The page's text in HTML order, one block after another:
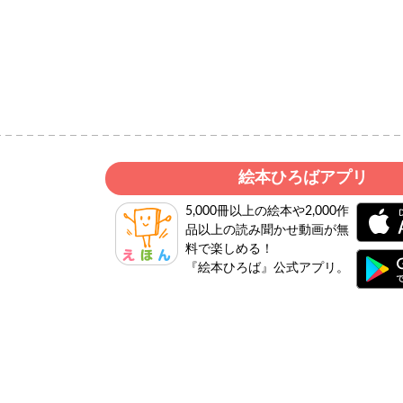
絵本ひろばアプリ
5,000冊以上の絵本や2,000作
品以上の読み聞かせ動画が無
料で楽しめる！
『絵本ひろば』公式アプリ。